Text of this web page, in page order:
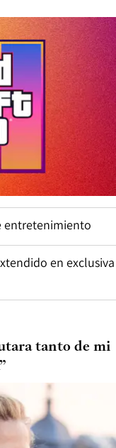
entretenimiento
en exclusiva
tanto de mi